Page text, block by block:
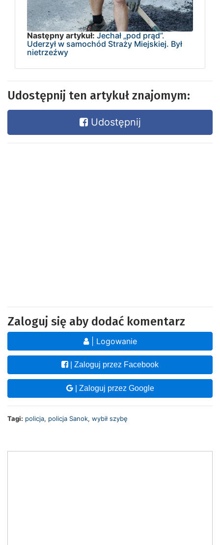
Następny artykuł: Jechał „pod prąd”.
Uderzył w samochód Straży Miejskiej. Był
nietrzeźwy
Udostępnij ten artykuł znajomym:
Udostępnij
Zaloguj się aby dodać komentarz
| Logowanie
| Zaloguj przez Facebook
| Zaloguj przez Google
Tagi: policja, policja Sanok, wybił szybę